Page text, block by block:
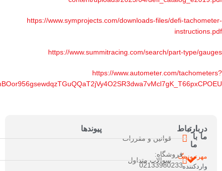
https://www.symprojects.com/downloads-files/defi-tachometer-
instructions.pdf
https://www.summitracing.com/search/part-type/gauges
https://www.autometer.com/tachometers?
درباره
ما
مهرتیونینگ
واردکننده
ارتباط
با
ما
فروشگاه:
02133980233
پیوندها
قوانین و مقررات
سوالات متداول